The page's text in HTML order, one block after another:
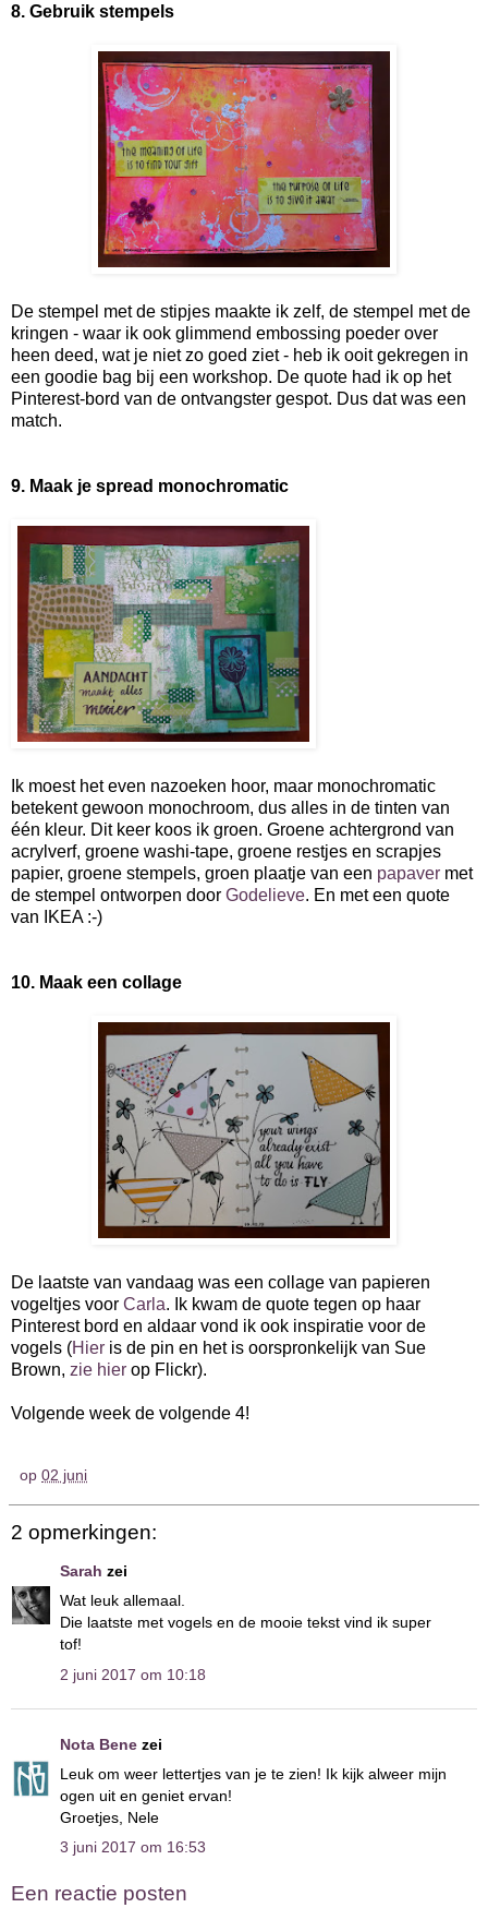
8. Gebruik stempels
De stempel met de stipjes maakte ik zelf, de stempel met de
kringen - waar ik ook glimmend embossing poeder over
heen deed, wat je niet zo goed ziet - heb ik ooit gekregen in
een goodie bag bij een workshop. De quote had ik op het
Pinterest-bord van de ontvangster gespot. Dus dat was een
match.
9. Maak je spread monochromatic
Ik moest het even nazoeken hoor, maar monochromatic
betekent gewoon monochroom, dus alles in de tinten van
één kleur. Dit keer koos ik groen. Groene achtergrond van
acrylverf, groene washi-tape, groene restjes en scrapjes
papier, groene stempels, groen plaatje van een papaver met
de stempel ontworpen door Godelieve. En met een quote
van IKEA :-)
10. Maak een collage
De laatste van vandaag was een collage van papieren
vogeltjes voor Carla. Ik kwam de quote tegen op haar
Pinterest bord en aldaar vond ik ook inspiratie voor de
vogels (Hier is de pin en het is oorspronkelijk van Sue
Brown, zie hier op Flickr).
Volgende week de volgende 4!
op 02 juni
2 opmerkingen:
Sarah zei
Wat leuk allemaal.
Die laatste met vogels en de mooie tekst vind ik super
tof!
2 juni 2017 om 10:18
Nota Bene zei
Leuk om weer lettertjes van je te zien! Ik kijk alweer mijn
ogen uit en geniet ervan!
Groetjes, Nele
3 juni 2017 om 16:53
Een reactie posten